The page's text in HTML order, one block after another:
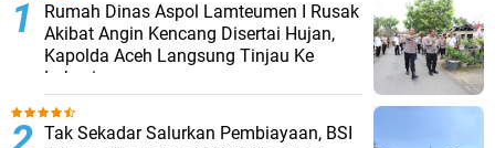
Rumah Dinas Aspol Lamteumen I Rusak
Akibat Angin Kencang Disertai Hujan,
Kapolda Aceh Langsung Tinjau Ke
Lokasi
Tak Sekadar Salurkan Pembiayaan, BSI